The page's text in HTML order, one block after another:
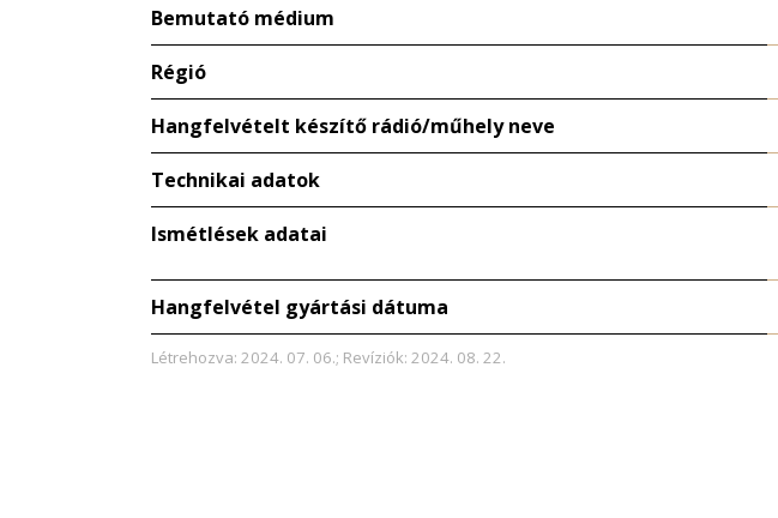
Bemutató médium
Régió
Hangfelvételt készítő rádió/műhely neve
Technikai adatok
Ismétlések adatai
Hangfelvétel gyártási dátuma
Létrehozva: 2024. 07. 06.; Revíziók: 2024. 08. 22.